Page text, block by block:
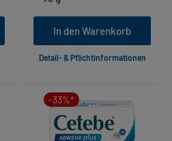
In den Warenkorb
Detail- & Pflichtinformationen
-33%*